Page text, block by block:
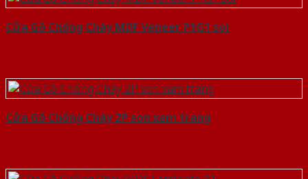
Cửa Gỗ Chống Cháy MDF Veneer P1G1 soi
Cửa Gỗ Chống Cháy 2P son xam trang